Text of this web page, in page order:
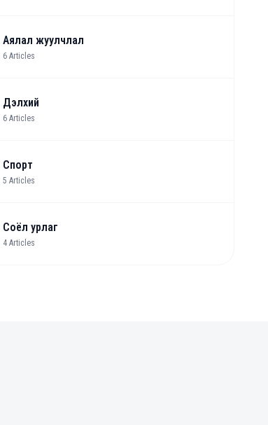
Аялал жуулчлал
6 Articles
Дэлхий
6 Articles
Спорт
5 Articles
Соёл урлаг
4 Articles